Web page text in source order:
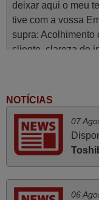
deixar aqui o meu
tive com a vossa
supra: Acolhimento
cliente, clareza de
qualidade do
Sinceramente,
infelizmente vai
relação online com
como a
cumprimentos.
NOTÍCIAS
07
06